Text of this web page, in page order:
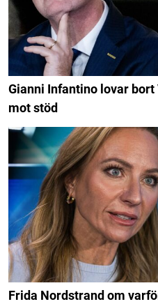
Gianni Infantino lovar
mot stöd
Frida Nordstrand om